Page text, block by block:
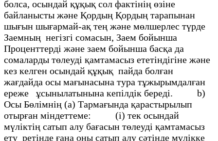
болса, осындай құқық сол фактiнiң өзiне
байланысты және Қордың Қордың тарапынан
шығын шығармай-ақ тең және мөлшерлес түрде
Заемның негiзгi сомасын, Заем бойынша
Проценттердi және заем бойынша басқа да
сомаларды төлеудi қамтамасыз ететiндiгiне және
кез келген осындай құқық пайда болған
жағдайда осы мағынасына тура тұжырымдалған
ереже ұсынылатынына кепiлдiк бередi. b)
Осы Бөлiмнiң (а) Тармағында қарастырылып
отырған мiндеттеме: (і) тек осындай
мүліктің сатып алу бағасын төлеудi қамтамасыз
ету ретiнде ғана оны сатып алу сәтiнде мүлiкке